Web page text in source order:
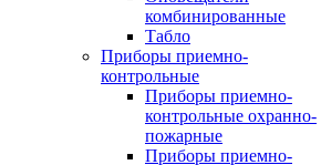
комбинированные
Табло
Приборы приемно-
контрольные
Приборы приемно-
контрольные охранно-
пожарные
Приборы приемно-